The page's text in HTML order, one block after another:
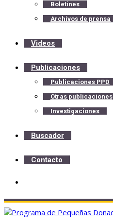
Boletines
Archivos de prensa
Videos
Publicaciones
Publicaciones PPD
Otras publicaciones
Investigaciones
Buscador
Contacto